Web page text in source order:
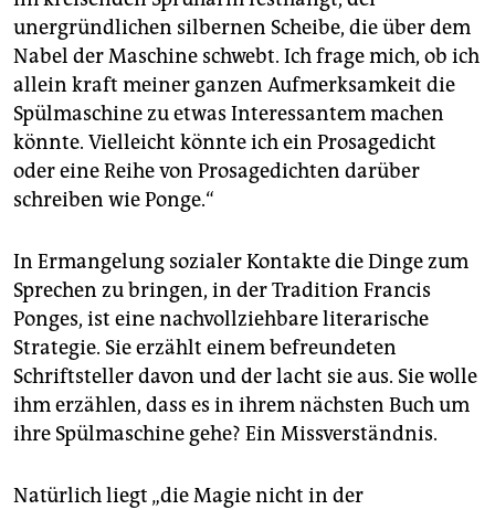
unergründlichen silbernen Scheibe, die über dem
Nabel der Maschine schwebt. Ich frage mich, ob ich
allein kraft meiner ganzen Aufmerksamkeit die
Spülmaschine zu etwas Interessantem machen
könnte. Vielleicht könnte ich ein Prosagedicht
oder eine Reihe von Prosagedichten darüber
schreiben wie Ponge.“
In Ermangelung sozialer Kontakte die Dinge zum
Sprechen zu bringen, in der Tradition Francis
Ponges, ist eine nachvollziehbare literarische
Strategie. Sie erzählt einem befreundeten
Schriftsteller davon und der lacht sie aus. Sie wolle
ihm erzählen, dass es in ihrem nächsten Buch um
ihre Spülmaschine gehe? Ein Missverständnis.
Natürlich liegt „die Magie nicht in der